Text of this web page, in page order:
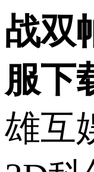
战双
服下
雄互